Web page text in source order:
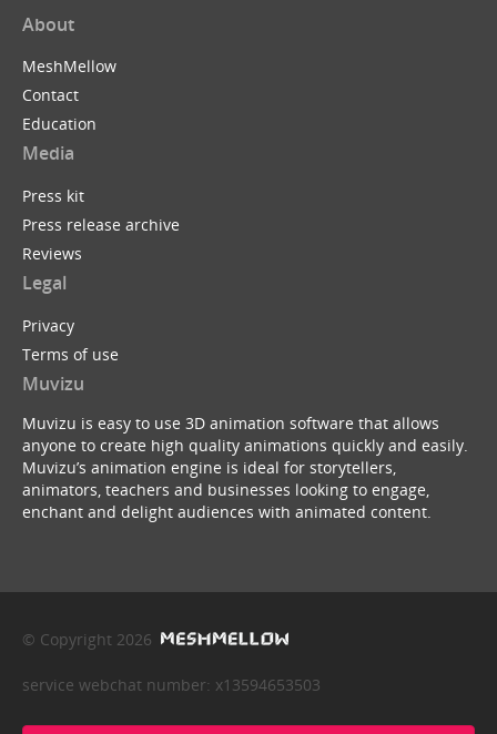
About
MeshMellow
Contact
Education
Media
Press kit
Press release archive
Reviews
Legal
Privacy
Terms of use
Muvizu
Muvizu is easy to use 3D animation software that allows
anyone to create high quality animations quickly and easily.
Muvizu’s animation engine is ideal for storytellers,
animators, teachers and businesses looking to engage,
enchant and delight audiences with animated content.
© Copyright 2026
service webchat number: x13594653503